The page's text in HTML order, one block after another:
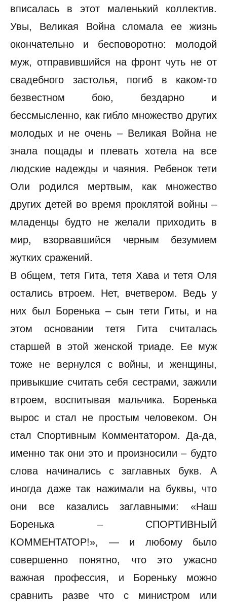
вписалась в этот маленький коллектив.
Увы, Великая Война сломала ее жизнь
окончательно и бесповоротно: молодой
муж, отправившийся на фронт чуть не от
свадебного застолья, погиб в каком-то
безвестном бою, бездарно и
бессмысленно, как гибло множество других
молодых и не очень – Великая Война не
знала пощады и плевать хотела на все
людские надежды и чаяния. Ребенок тети
Оли родился мертвым, как множество
других детей во время проклятой войны –
младенцы будто не желали приходить в
мир, взорвавшийся черным безумием
жутких сражений.
В общем, тетя Гита, тетя Хава и тетя Оля
остались втроем. Нет, вчетвером. Ведь у
них был Боренька – сын тети Гиты, и на
этом основании тетя Гита считалась
старшей в этой женской триаде. Ее муж
тоже не вернулся с войны, и женщины,
привыкшие считать себя сестрами, зажили
втроем, воспитывая мальчика. Боренька
вырос и стал не простым человеком. Он
стал Спортивным Комментатором. Да-да,
именно так они это и произносили – будто
слова начинались с заглавных букв. А
иногда даже так нажимали на буквы, что
они все казались заглавными: «Наш
Боренька – СПОРТИВНЫЙ
КОММЕНТАТОР!», — и любому было
совершенно понятно, что это ужасно
важная профессия, и Бореньку можно
сравнить разве что с министром или